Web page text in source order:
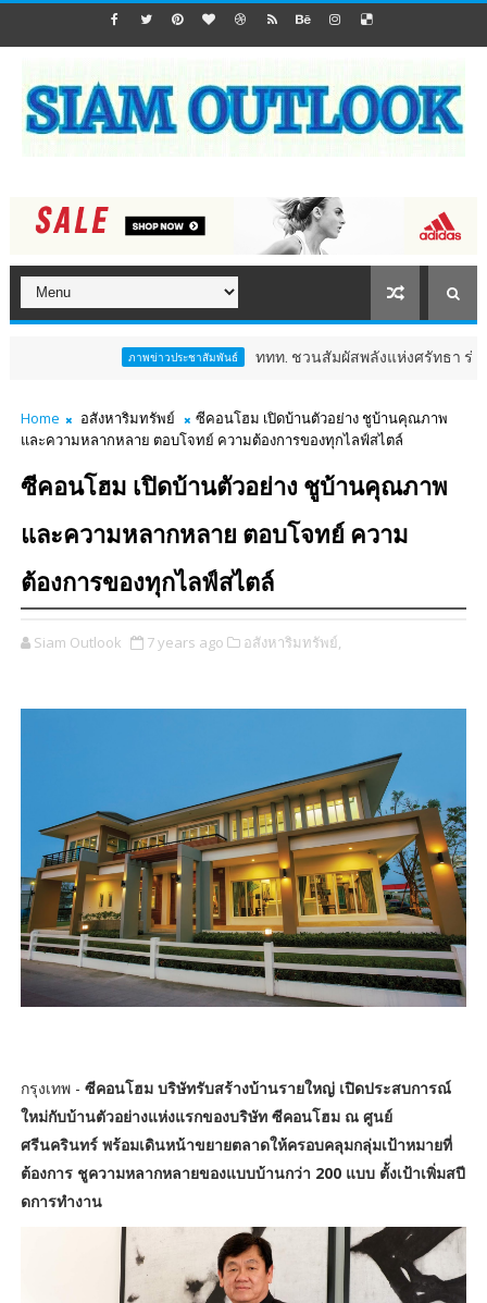
ภาพข่าวประชาสัมพันธ์ ททท. ชวนสัมผัสพลังแห่งศรัทธา ร่วมงาน "ห่ม
Home อสังหาริมทรัพย์
ซีคอนโฮม เปิดบ้านตัวอย่าง ชูบ้านคุณภาพ
และความหลากหลาย ตอบโจทย์ ความต้องการของทุกไลฟ์สไตล์
ซีคอนโฮม เปิดบ้านตัวอย่าง ชูบ้านคุณภาพ
และความหลากหลาย ตอบโจทย์ ความ
ต้องการของทุกไลฟ์สไตล์
Siam Outlook 7 years ago อสังหาริมทรัพย์,
กรุงเทพ - ซีคอนโฮม บริษัทรับสร้างบ้านรายใหญ่ เปิดประสบการณ์
ใหม่กับบ้านตัวอย่างแห่งแรกของบริษัท ซีคอนโฮม ณ ศูนย์
ศรีนครินทร์ พร้อมเดินหน้าขยายตลาดให้ครอบคลุมกลุ่มเป้าหมายที่
ต้องการ ชูความหลากหลายของแบบบ้านกว่า 200 แบบ ตั้งเป้าเพิ่มสปี
ดการทำงาน